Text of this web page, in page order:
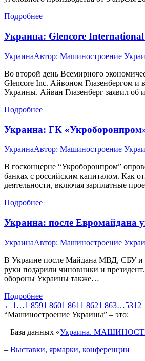
Подробнее
Украина: Glencore
УкраинаАвтор: Машиностроение
Во второй день Всемирного
Glencore Inc. Айвоном Глазенбергом и
Украины. Айван Глазенберг заявил об
Подробнее
Украина: ГК
УкраинаАвтор: Машиностроение
В госконцерне “Укроборонпром”
банках с российским капиталом. Как
деятельности, включая зарплатные
Подробнее
Украина: после Евромайдана
УкраинаАвтор: Машиностроение
В Украине после Майдана МВД, СБУ и
руки подарили чиновники и
обороны Украины также…
Подробнее
← 1 …1 8591 8601 861 1 8621 863…5312
“Машиностроение Украины” – это:
– База данных «Украина.
– Выставки, ярмарки, конференции